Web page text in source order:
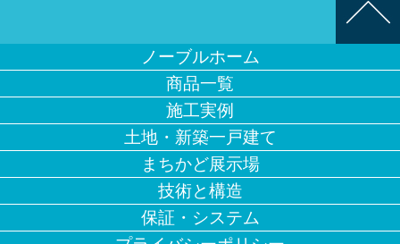
ノーブルホーム
商品一覧
施工実例
土地・新築一戸建て
まちかど展示場
技術と構造
保証・システム